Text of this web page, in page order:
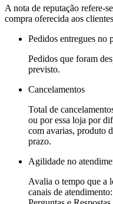
A nota de reputação refere-
compra oferecida aos
Pedidos entregues no
Pedidos que foram
previsto.
Cancelamentos
Total de
ou por essa loja por
com avarias, produto
prazo.
Agilidade no
Avalia o tempo que a
canais de